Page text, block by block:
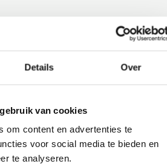
Details Over
van cookies
om content en advertenties te
voor social media te bieden en
te analyseren.
bewaren?
opslaan als je er niet
huis (als je plek hebt).
inwinterstallingbij een